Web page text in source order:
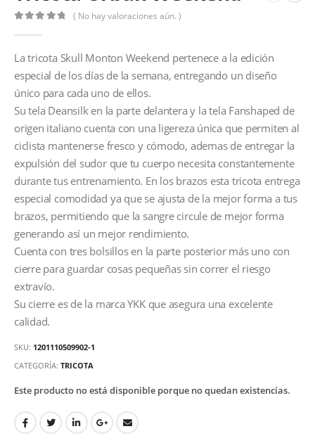
( No hay valoraciones aún. )
La tricota Skull Monton Weekend pertenece a la edición
especial de los días de la semana, entregando un diseño
único para cada uno de ellos.
Su tela Deansilk en la parte delantera y la tela Fanshaped de
origen italiano cuenta con una ligereza única que permiten al
ciclista mantenerse fresco y cómodo, ademas de entregar la
expulsión del sudor que tu cuerpo necesita constantemente
durante tus entrenamiento. En los brazos esta tricota entrega
especial comodidad ya que se ajusta de la mejor forma a tus
brazos, permitiendo que la sangre circule de mejor forma
generando así un mejor rendimiento.
Cuenta con tres bolsillos en la parte posterior más uno con
cierre para guardar cosas pequeñas sin correr el riesgo
extravío.
Su cierre es de la marca YKK que asegura una excelente
calidad.
SKU: 1201110509902-1
CATEGORÍA: TRICOTA
Este producto no está disponible porque no quedan existencias.